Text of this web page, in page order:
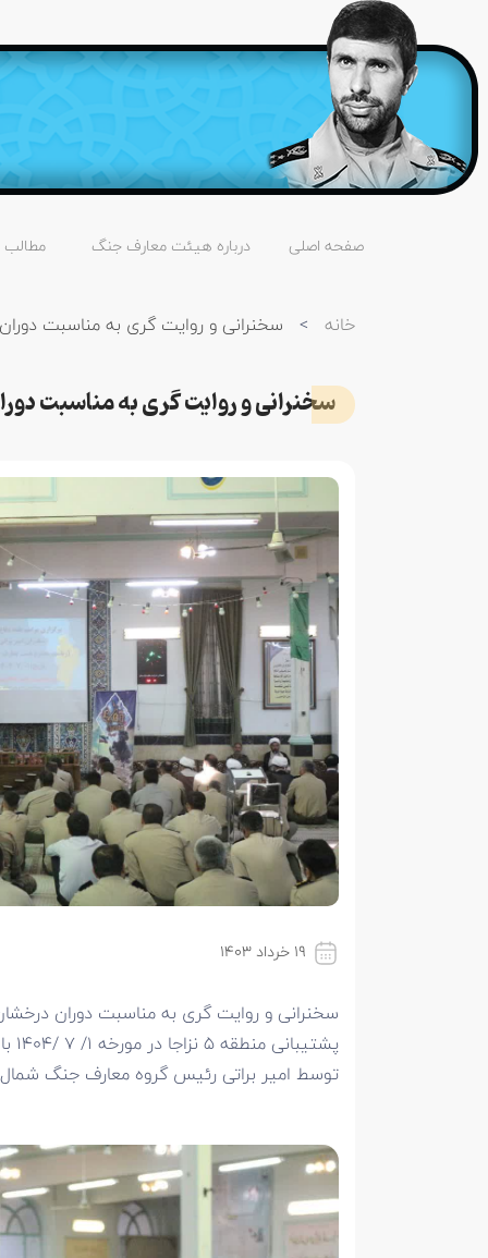
صفحه اصلی درباره هیئت معارف جنگ مطالب
خانه > سخنرانی و روایت گری به مناسبت دوران درخشان ۸ سال
سخنرانی و روایت گری به مناسبت دوران درخشان ۸
۱۹ خرداد ۱۴۰۳
توسط امیر براتی رئیس گروه معارف جنگ